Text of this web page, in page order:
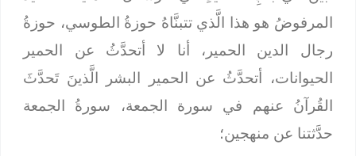
المرفوضُ هو هذا الَّذي تتبنَّاهُ حوزةُ الطوسي، حوزةُ
رجال الدين الحمير، أنا لا أتحدَّثُ عن الحمير
الحيوانات، أتحدَّثُ عن الحمير البشر الَّذينَ تَحدَّثَ
القُرآنُ عنهم في سورة الجمعة، سورةُ الجمعة
حدَّثتنا عن منهجين؛